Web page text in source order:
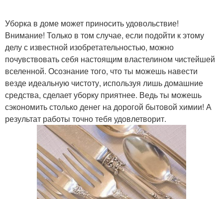
Уборка в доме может приносить удовольствие!
Внимание! Только в том случае, если подойти к этому
делу с известной изобретательностью, можно
почувствовать себя настоящим властелином чистейшей
вселенной. Осознание того, что ты можешь навести
везде идеальную чистоту, используя лишь домашние
средства, сделает уборку приятнее. Ведь ты можешь
сэкономить столько денег на дорогой бытовой химии! А
результат работы точно тебя удовлетворит.